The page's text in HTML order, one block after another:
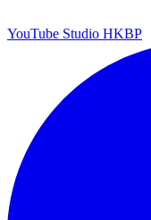
YouTube Studio HKBP